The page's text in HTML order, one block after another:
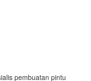
pembuatan pintu